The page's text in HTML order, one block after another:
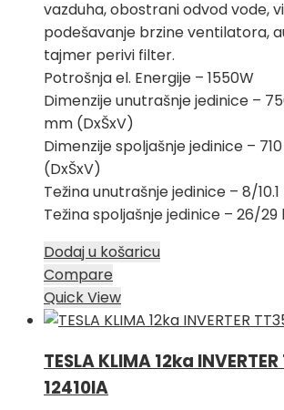
vazduha, obostrani odvod vode,
podešavanje brzine ventilatora,
tajmer perivi filter.
Potrošnja el. Energije – 1550W
Dimenzije unutrašnje jedinice –
mm (DxŠxV)
Dimenzije spoljašnje jedinice –
(DxŠxV)
Težina unutrašnje jedinice – 8/10.1
Težina spoljašnje jedinice – 26/29
Dodaj u košaricu
Compare
Quick View
TESLA KLIMA 12ka
12410IA